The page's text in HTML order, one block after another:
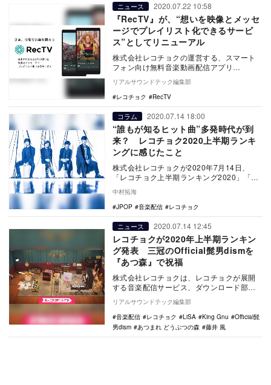
ニュース 2020.07.22 10:58
『RecTV』が、“想いを映像とメッセ
ージでプレイリスト化できるサービ
ス”としてリニューアル
株式会社レコチョクの運営する、スマート
フォン向け無料音楽動画配信アプリ
『RecTV』（レックティービー）が、7月
21日より音楽フ…
リアルサウンドテック編集部
レコチョク
RecTV
コラム 2020.07.14 18:00
“誰もが知るヒット曲”多発時代が到
来？ レコチョク2020上半期ランキ
ングに感じたこと
株式会社レコチョクが2020年7月14日、
「レコチョク上半期ランキング2020」「レ
コチョク上半期サブスクランキング2020」
「…
中村拓海
JPOP
音楽配信 レコチョク
ニュース 2020.07.14 12:45
レコチョクが2020年上半期ランキン
グ発表 三冠のOfficial髭男dismを
『あつ森』で祝福
株式会社レコチョクは、レコチョクが展開
する音楽配信サービス、ダウンロード部門
「レコチョク上半期ランキング2020」、ス
トリーミン…
リアルサウンドテック編集部
音楽配信
レコチョク LiSA King Gnu
Official髭
男dism
あつまれ どうぶつの森 藤井 風